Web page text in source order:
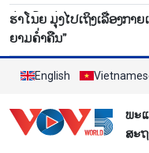
ຮ່າໂນ້ຍ ມຸ່ງໄປເຖິງເລື່ອງກ
ຍາມຄ່ຳຄືນ”
English
ພະ
ສະ